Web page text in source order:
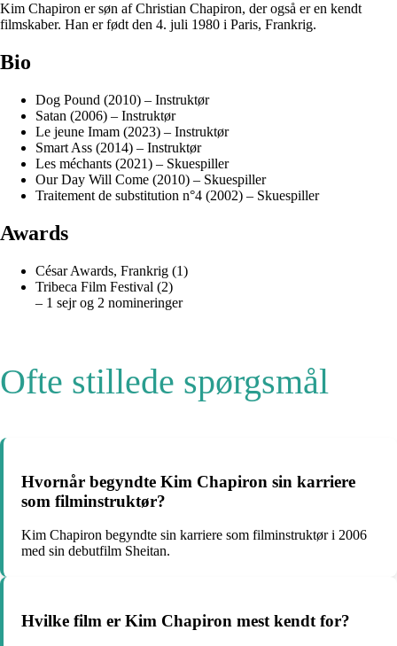
Kim Chapiron er søn af Christian Chapiron, der også er en kendt
filmskaber. Han er født den 4. juli 1980 i Paris, Frankrig.
Bio
Dog Pound (2010) – Instruktør
Satan (2006) – Instruktør
Le jeune Imam (2023) – Instruktør
Smart Ass (2014) – Instruktør
Les méchants (2021) – Skuespiller
Our Day Will Come (2010) – Skuespiller
Traitement de substitution n°4 (2002) – Skuespiller
Awards
César Awards, Frankrig (1)
Tribeca Film Festival (2)
– 1 sejr og 2 nomineringer
Ofte stillede spørgsmål
Hvornår begyndte Kim Chapiron sin karriere
som filminstruktør?
Kim Chapiron begyndte sin karriere som filminstruktør i 2006
med sin debutfilm Sheitan.
Hvilke film er Kim Chapiron mest kendt for?